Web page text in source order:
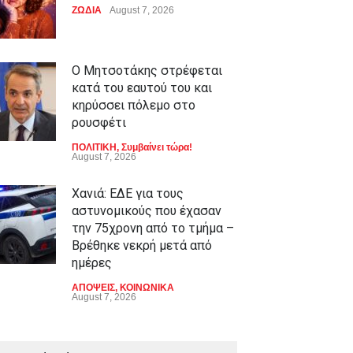
ΖΩΔΙΑ August 7, 2026
Ο Μητσοτάκης στρέφεται
κατά του εαυτού του και
κηρύσσει πόλεμο στο
ρουσφέτι
ΠΟΛΙΤΙΚΗ, Συμβαίνει τώρα!
August 7, 2026
Χανιά: ΕΔΕ για τους
αστυνομικούς που έχασαν
την 75χρονη από το τμήμα –
Βρέθηκε νεκρή μετά από
ημέρες
ΑΠΟΨΕΙΣ, ΚΟΙΝΩΝΙΚΑ
August 7, 2026